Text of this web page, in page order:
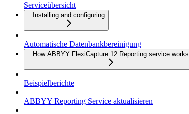
Serviceübersicht
Installing and configuring
Automatische Datenbankbereinigung
How ABBYY FlexiCapture 12 Reporting service works
Beispielberichte
ABBYY Reporting Service aktualisieren